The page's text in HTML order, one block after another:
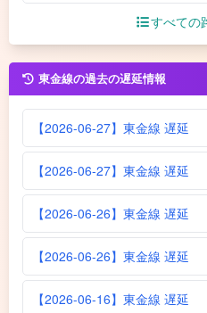
すべての
東金線の過去の遅延情報
【2026-06-27】東金線 遅延
【2026-06-27】東金線 遅延
【2026-06-26】東金線 遅延
【2026-06-26】東金線 遅延
【2026-06-16】東金線 遅延